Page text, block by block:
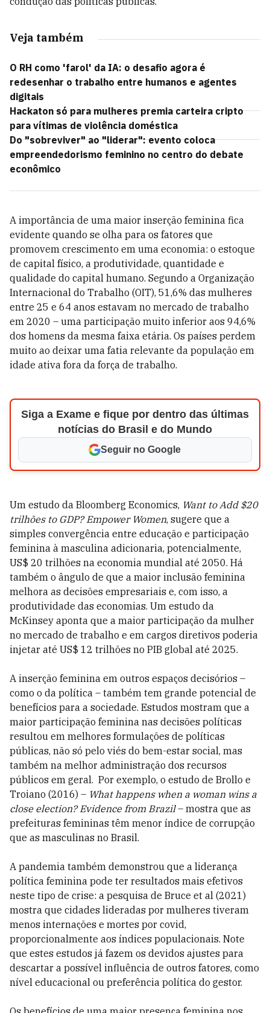
Veja também
O RH como 'farol' da IA: o desafio agora é
redesenhar o trabalho entre humanos e agentes
digitais
Hackaton só para mulheres premia carteira cripto
para vítimas de violência doméstica
Do "sobreviver" ao "liderar": evento coloca
empreendedorismo feminino no centro do debate
econômico
A importância de uma maior inserção feminina fica
evidente quando se olha para os fatores que
promovem crescimento em uma economia: o estoque
de capital físico, a produtividade, quantidade e
qualidade do capital humano. Segundo a Organização
Internacional do Trabalho (OIT), 51,6% das mulheres
entre 25 e 64 anos estavam no mercado de trabalho
em 2020 – uma participação muito inferior aos 94,6%
dos homens da mesma faixa etária. Os países perdem
muito ao deixar uma fatia relevante da população em
idade ativa fora da força de trabalho.
Siga a Exame e fique por dentro das últimas
notícias do Brasil e do Mundo
Seguir no Google
Um estudo da Bloomberg Economics, Want to Add $20
trilhões to GDP? Empower Women, sugere que a
simples convergência entre educação e participação
feminina à masculina adicionaria, potencialmente,
US$ 20 trilhões na economia mundial até 2050. Há
também o ângulo de que a maior inclusão feminina
melhora as decisões empresariais e, com isso, a
produtividade das economias. Um estudo da
McKinsey aponta que a maior participação da mulher
no mercado de trabalho e em cargos diretivos poderia
injetar até US$ 12 trilhões no PIB global até 2025.
A inserção feminina em outros espaços decisórios –
como o da política – também tem grande potencial de
benefícios para a sociedade. Estudos mostram que a
maior participação feminina nas decisões políticas
resultou em melhores formulações de políticas
públicas, não só pelo viés do bem-estar social, mas
também na melhor administração dos recursos
públicos em geral. Por exemplo, o estudo de Brollo e
Troiano (2016) – What happens when a woman wins a
close election? Evidence from Brazil– mostra que as
prefeituras femininas têm menor índice de corrupção
que as masculinas no Brasil.
A pandemia também demonstrou que a liderança
política feminina pode ter resultados mais efetivos
neste tipo de crise: a pesquisa de Bruce et al (2021)
mostra que cidades lideradas por mulheres tiveram
menos internações e mortes por covid,
proporcionalmente aos índices populacionais. Note
que estes estudos já fazem os devidos ajustes para
descartar a possível influência de outros fatores, como
nível educacional ou preferência política do gestor.